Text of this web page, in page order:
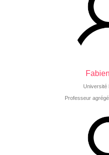
Université
Professeur